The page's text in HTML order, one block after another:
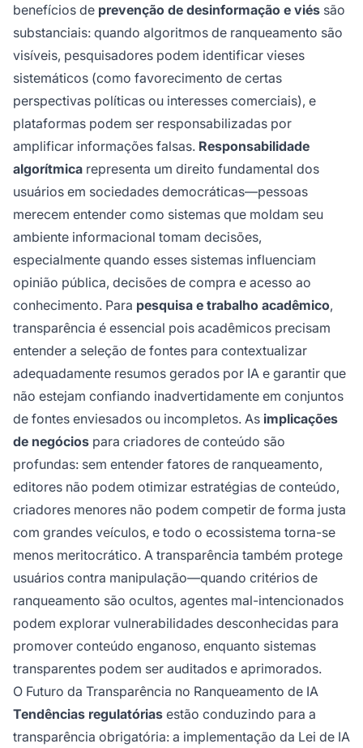
benefícios de prevenção de desinformação e viés são
substanciais: quando algoritmos de ranqueamento são
visíveis, pesquisadores podem identificar vieses
sistemáticos (como favorecimento de certas
perspectivas políticas ou interesses comerciais), e
plataformas podem ser responsabilizadas por
amplificar informações falsas. Responsabilidade
algorítmica representa um direito fundamental dos
usuários em sociedades democráticas—pessoas
merecem entender como sistemas que moldam seu
ambiente informacional tomam decisões,
especialmente quando esses sistemas influenciam
opinião pública, decisões de compra e acesso ao
conhecimento. Para pesquisa e trabalho acadêmico,
transparência é essencial pois acadêmicos precisam
entender a seleção de fontes para contextualizar
adequadamente resumos gerados por IA e garantir que
não estejam confiando inadvertidamente em conjuntos
de fontes enviesados ou incompletos. As implicações
de negócios para criadores de conteúdo são
profundas: sem entender fatores de ranqueamento,
editores não podem otimizar estratégias de conteúdo,
criadores menores não podem competir de forma justa
com grandes veículos, e todo o ecossistema torna-se
menos meritocrático. A transparência também protege
usuários contra manipulação—quando critérios de
ranqueamento são ocultos, agentes mal-intencionados
podem explorar vulnerabilidades desconhecidas para
promover conteúdo enganoso, enquanto sistemas
transparentes podem ser auditados e aprimorados.
O Futuro da Transparência no Ranqueamento de IA
Tendências regulatórias estão conduzindo para a
transparência obrigatória: a implementação da Lei de IA